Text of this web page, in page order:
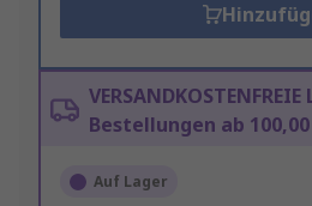
Bestellungen ab
Auf Lager